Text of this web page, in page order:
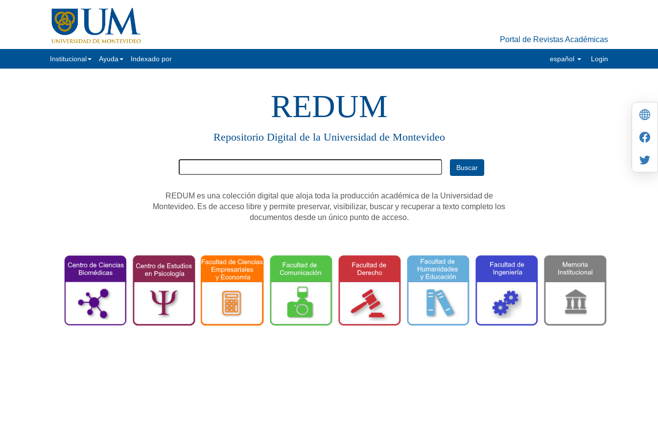
Portal de Revistas Académicas
Institucional Ayuda Indexado por español Login
REDUM
Repositorio Digital de la Universidad de Montevideo
Buscar
REDUM es una colección digital que aloja toda la producción académica de la Universidad de
Montevideo. Es de acceso libre y permite preservar, visibilizar, buscar y recuperar a texto completo los
documentos desde un único punto de acceso.